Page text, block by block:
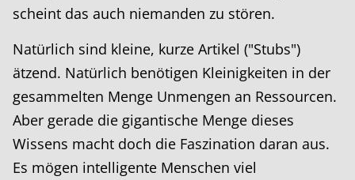
scheint das auch niemanden zu stören.
Natürlich sind kleine, kurze Artikel ("Stubs")
ätzend. Natürlich benötigen Kleinigkeiten in der
gesammelten Menge Unmengen an Ressourcen.
Aber gerade die gigantische Menge dieses
Wissens macht doch die Faszination daran aus.
Es mögen intelligente Menschen viel